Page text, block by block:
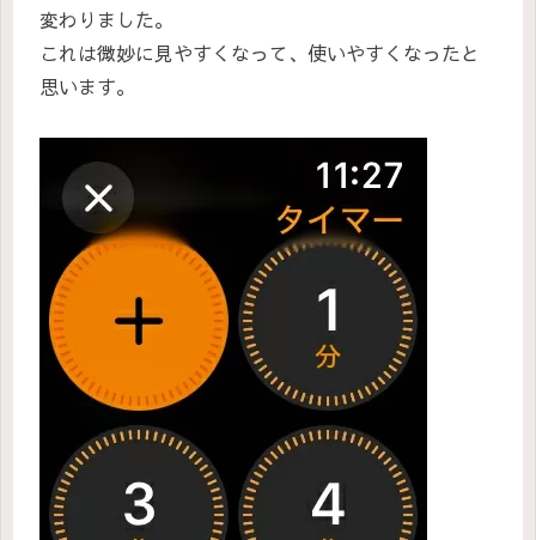
変わりました。
これは微妙に見やすくなって、使いやすくなったと
思います。